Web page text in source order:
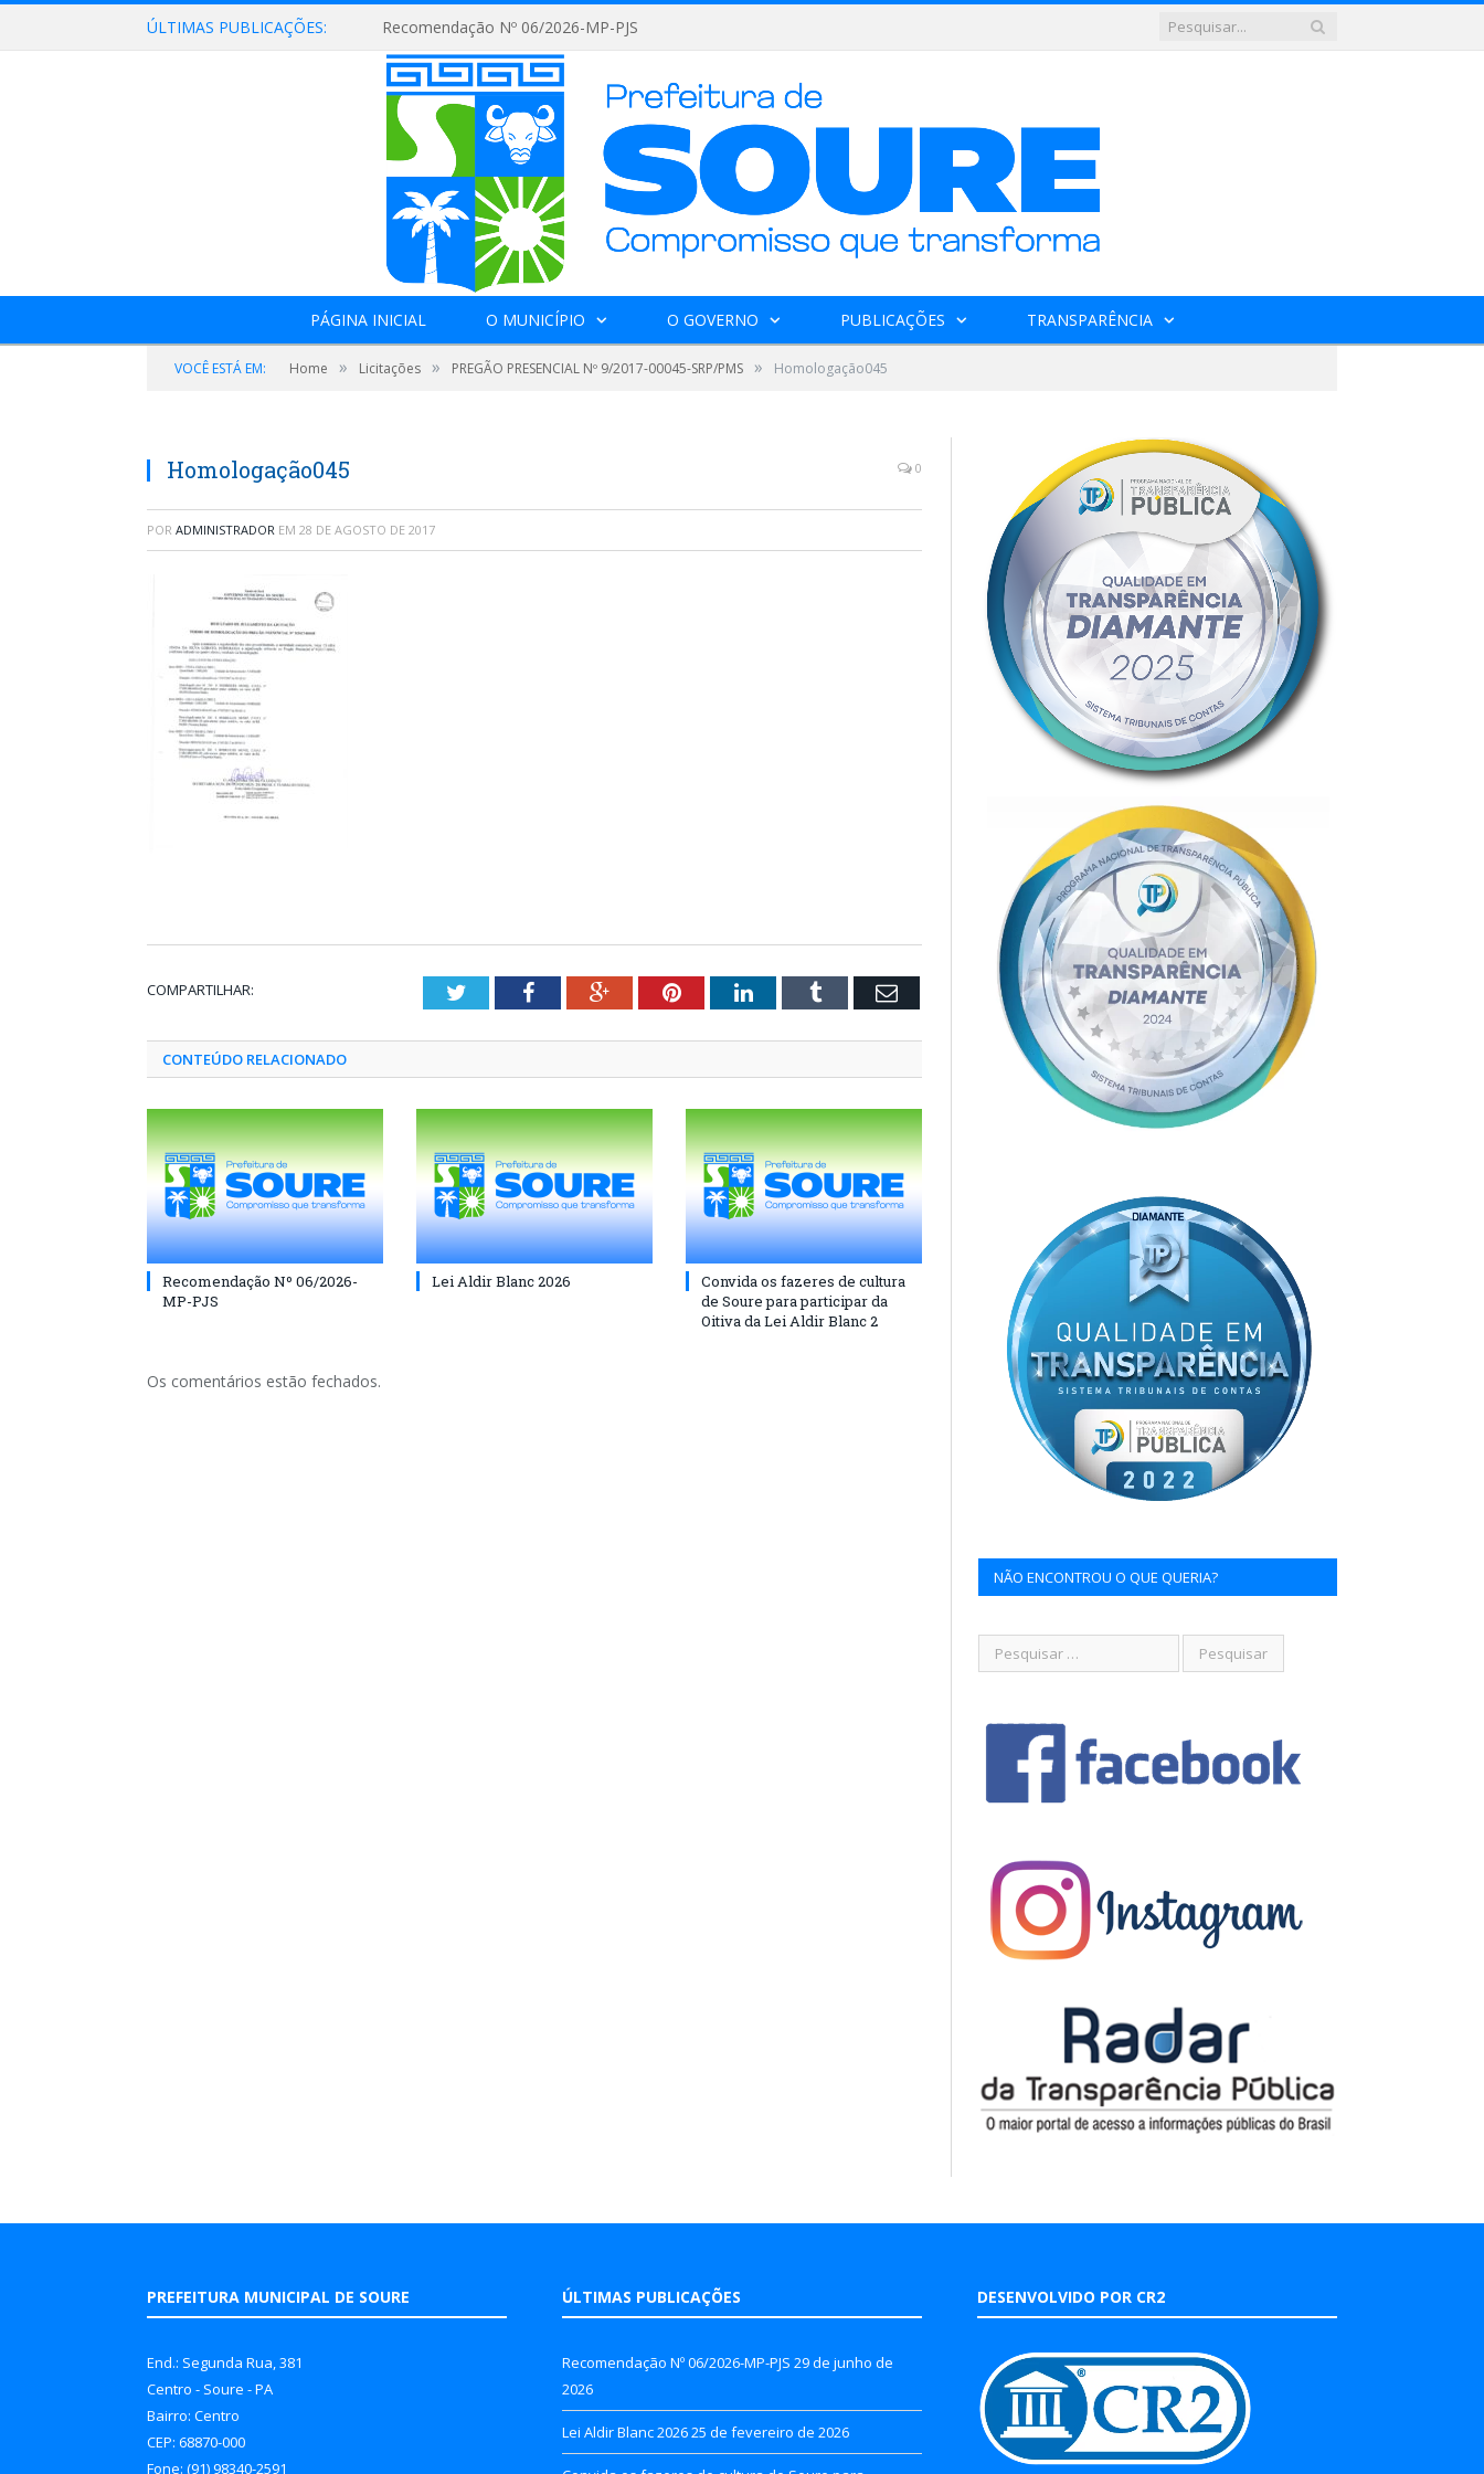
ÚLTIMAS PUBLICAÇÕES: Recomendação Nº 06/2026-MP-PJS
PÁGINA INICIAL O MUNICÍPIO O GOVERNO PUBLICAÇÕES TRANSPARÊNCIA
VOCÊ ESTÁ EM: Home » Licitações » PREGÃO PRESENCIAL Nº 9/2017-00045-SRP/PMS » Homologação045
Homologação045 0
POR ADMINISTRADOR EM 28 DE AGOSTO DE 2017
COMPARTILHAR: TwitterFacebookGoogle+PinterestLinkedInTumblr Email
CONTEÚDO RELACIONADO
Recomendação Nº 06/2026-
MP-PJS
Lei Aldir Blanc 2026
Convida os fazeres de cultura
de Soure para participar da
Oitiva da Lei Aldir Blanc 2
Os comentários estão fechados.
NÃO ENCONTROU O QUE QUERIA?
PREFEITURA MUNICIPAL DE SOURE
End.: Segunda Rua, 381
Centro - Soure - PA
Bairro: Centro
CEP: 68870-000
Fone: (91) 98340-2591
ÚLTIMAS PUBLICAÇÕES
Recomendação Nº 06/2026-MP-PJS 29 de junho de
2026
Lei Aldir Blanc 202625 de fevereiro de 2026
DESENVOLVIDO POR CR2